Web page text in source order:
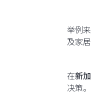
举例
及家
在新
决策。